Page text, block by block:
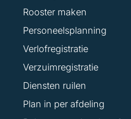
Rooster maken
Personeelsplanning
Verlofregistratie
Verzuimregistratie
Diensten ruilen
Plan in per afdeling